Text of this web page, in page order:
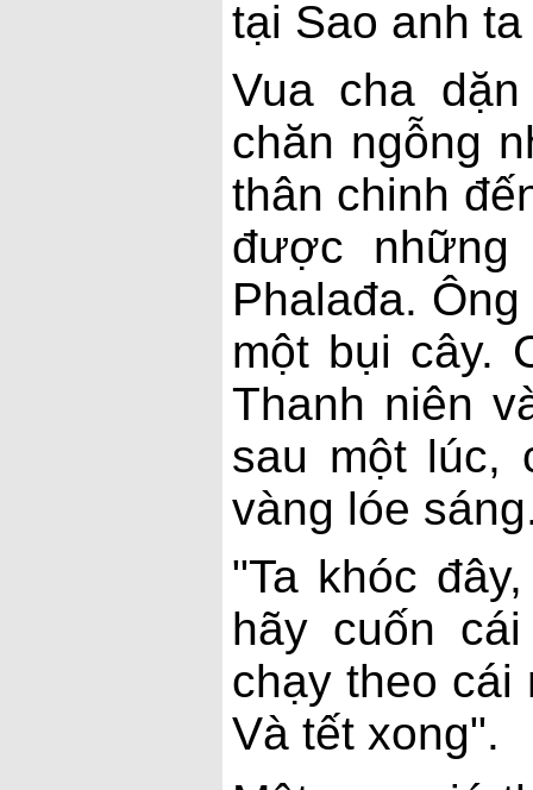
tại Sao anh
Vua cha
chăn ngỗng
thân chinh
được
Phalađa.
một bụi cây.
Thanh niên
sau một lúc,
vàng lóe
"Ta khóc
hãy cuốn
chạy theo cái
Và tết xong".